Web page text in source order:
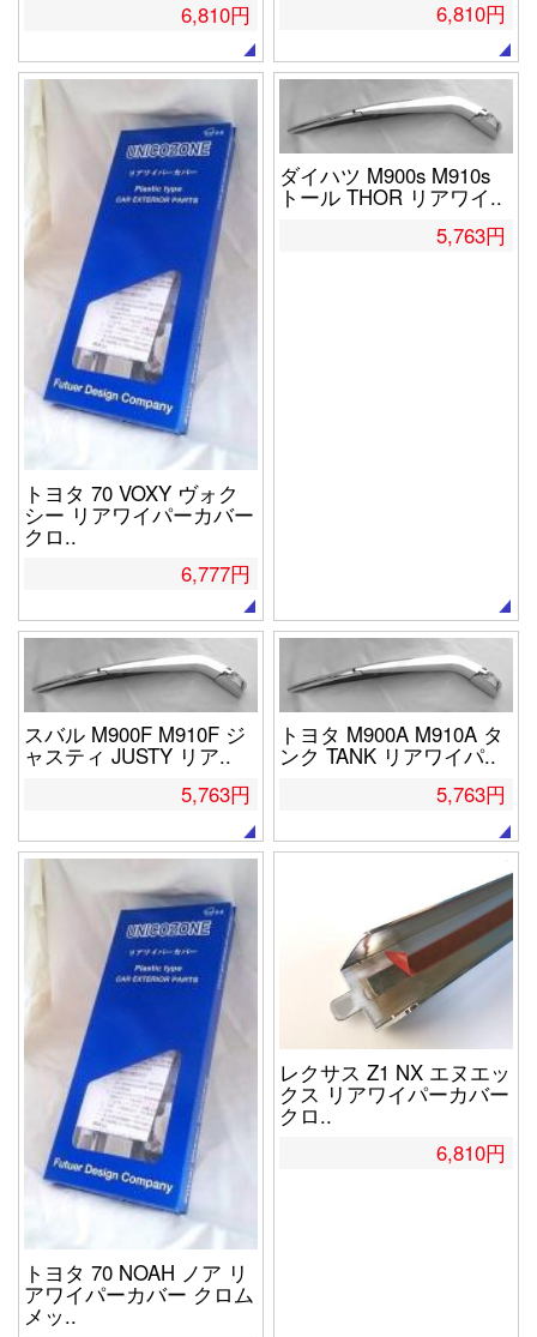
6,810円 6,810円
トヨタ 70 VOXY ヴォク
シー リアワイパーカバー
クロ..
6,777円
ダイハツ M900s M910s
トール THOR リアワイ..
5,763円
スバル M900F M910F ジ
ャスティ JUSTY リア..
5,763円
トヨタ M900A M910A タ
ンク TANK リアワイパ..
5,763円
トヨタ 70 NOAH ノア リ
アワイパーカバー クロム
メッ..
レクサス Z1 NX エヌエッ
クス リアワイパーカバー
クロ..
6,810円